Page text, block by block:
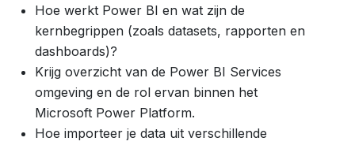
Hoe werkt Power BI en wat zijn de
kernbegrippen (zoals datasets, rapporten en
dashboards)?
Krijg overzicht van de Power BI Services
omgeving en de rol ervan binnen het
Microsoft Power Platform.
Hoe importeer je data uit verschillende